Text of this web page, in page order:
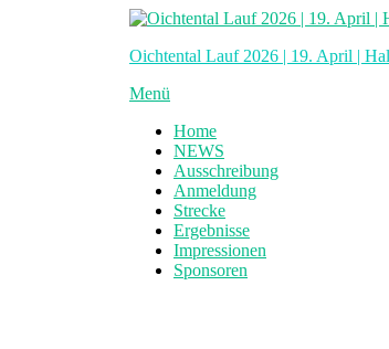
Oichtental Lauf 2026 | 19. April |
Menü
Home
NEWS
Ausschreibung
Anmeldung
Strecke
Ergebnisse
Impressionen
Sponsoren